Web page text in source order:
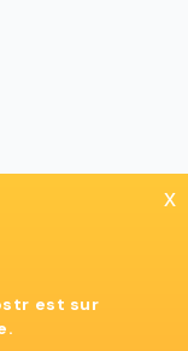
x
est sur